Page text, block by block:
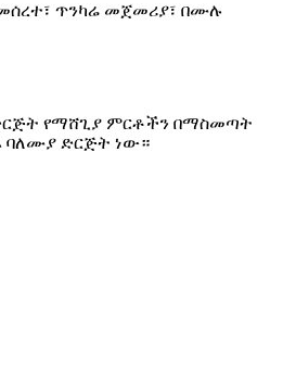
ጥንካሬ መጀመሪያ፣ በሙሉ
የማሸጊያ ምርቶችን በማስመጣት
ባለሙያ ድርጅት ነው።